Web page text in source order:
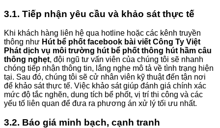
3.1. Tiếp nhận yêu cầu và khảo sát thực tế
Khi khách hàng liên hệ qua hotline hoặc các kênh truyền
thông như Hút bể phốt facebook bài viết Công Ty Việt
Phát dịch vụ môi trường hút bể phốt thông hút hầm câu
thông nghẹt, đội ngũ tư vấn viên của chúng tôi sẽ nhanh
chóng tiếp nhận thông tin, lắng nghe mô tả về tình trạng hiện
tại. Sau đó, chúng tôi sẽ cử nhân viên kỹ thuật đến tận nơi
để khảo sát thực tế. Việc khảo sát giúp đánh giá chính xác
mức độ tắc nghẽn, dung tích bể phốt, vị trí thi công và các
yếu tố liên quan để đưa ra phương án xử lý tối ưu nhất.
3.2. Báo giá minh bạch, cạnh tranh